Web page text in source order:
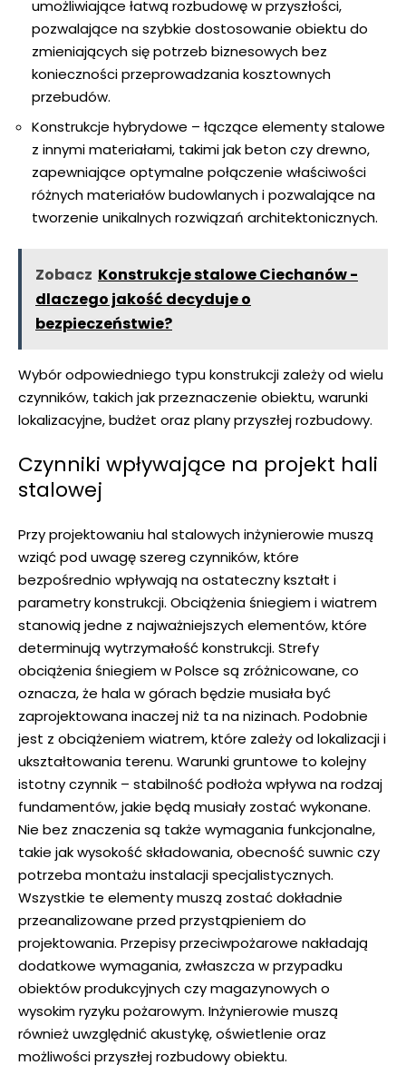
umożliwiające łatwą rozbudowę w przyszłości,
pozwalające na szybkie dostosowanie obiektu do
zmieniających się potrzeb biznesowych bez
konieczności przeprowadzania kosztownych
przebudów.
Konstrukcje hybrydowe – łączące elementy stalowe
z innymi materiałami, takimi jak beton czy drewno,
zapewniające optymalne połączenie właściwości
różnych materiałów budowlanych i pozwalające na
tworzenie unikalnych rozwiązań architektonicznych.
Zobacz Konstrukcje stalowe Ciechanów -
dlaczego jakość decyduje o
bezpieczeństwie?
Wybór odpowiedniego typu konstrukcji zależy od wielu
czynników, takich jak przeznaczenie obiektu, warunki
lokalizacyjne, budżet oraz plany przyszłej rozbudowy.
Czynniki wpływające na projekt hali
stalowej
Przy projektowaniu hal stalowych inżynierowie muszą
wziąć pod uwagę szereg czynników, które
bezpośrednio wpływają na ostateczny kształt i
parametry konstrukcji. Obciążenia śniegiem i wiatrem
stanowią jedne z najważniejszych elementów, które
determinują wytrzymałość konstrukcji. Strefy
obciążenia śniegiem w Polsce są zróżnicowane, co
oznacza, że hala w górach będzie musiała być
zaprojektowana inaczej niż ta na nizinach. Podobnie
jest z obciążeniem wiatrem, które zależy od lokalizacji i
ukształtowania terenu. Warunki gruntowe to kolejny
istotny czynnik – stabilność podłoża wpływa na rodzaj
fundamentów, jakie będą musiały zostać wykonane.
Nie bez znaczenia są także wymagania funkcjonalne,
takie jak wysokość składowania, obecność suwnic czy
potrzeba montażu instalacji specjalistycznych.
Wszystkie te elementy muszą zostać dokładnie
przeanalizowane przed przystąpieniem do
projektowania. Przepisy przeciwpożarowe nakładają
dodatkowe wymagania, zwłaszcza w przypadku
obiektów produkcyjnych czy magazynowych o
wysokim ryzyku pożarowym. Inżynierowie muszą
również uwzględnić akustykę, oświetlenie oraz
możliwości przyszłej rozbudowy obiektu.